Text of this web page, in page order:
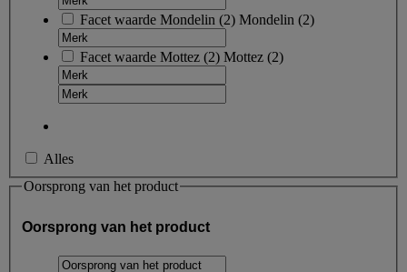
Facet waarde Mondelin (2) Mondelin (2)
Facet waarde Mottez (2) Mottez (2)
Alles
Oorsprong van het product
Oorsprong van het product